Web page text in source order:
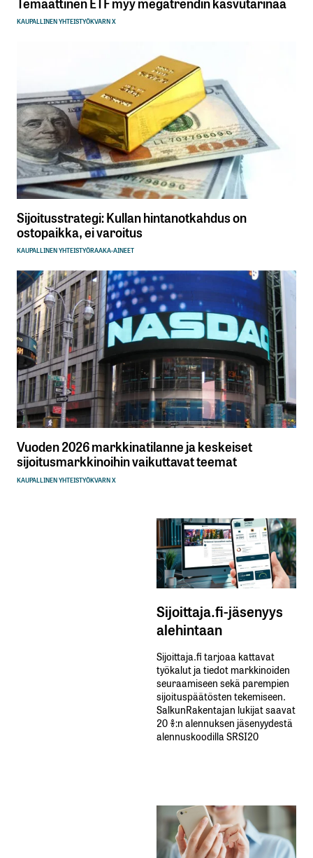
KAUPALLINEN YHTEISTYÖKVARN X
Sijoitusstrategi: Kullan hintanotkahdus on
ostopaikka, ei varoitus
KAUPALLINEN YHTEISTYÖRAAKA-AINEET
Vuoden 2026 markkinatilanne ja keskeiset
sijoitusmarkkinoihin vaikuttavat teemat
KAUPALLINEN YHTEISTYÖKVARN X
Sijoittaja.fi-jäsenyys
alehintaan
Sijoittaja.fi tarjoaa kattavat
työkalut ja tiedot markkinoiden
seuraamiseen sekä parempien
sijoituspäätösten tekemiseen.
SalkunRakentajan lukijat saavat
20 %:n alennuksen jäsenyydestä
alennuskoodilla SRSI20